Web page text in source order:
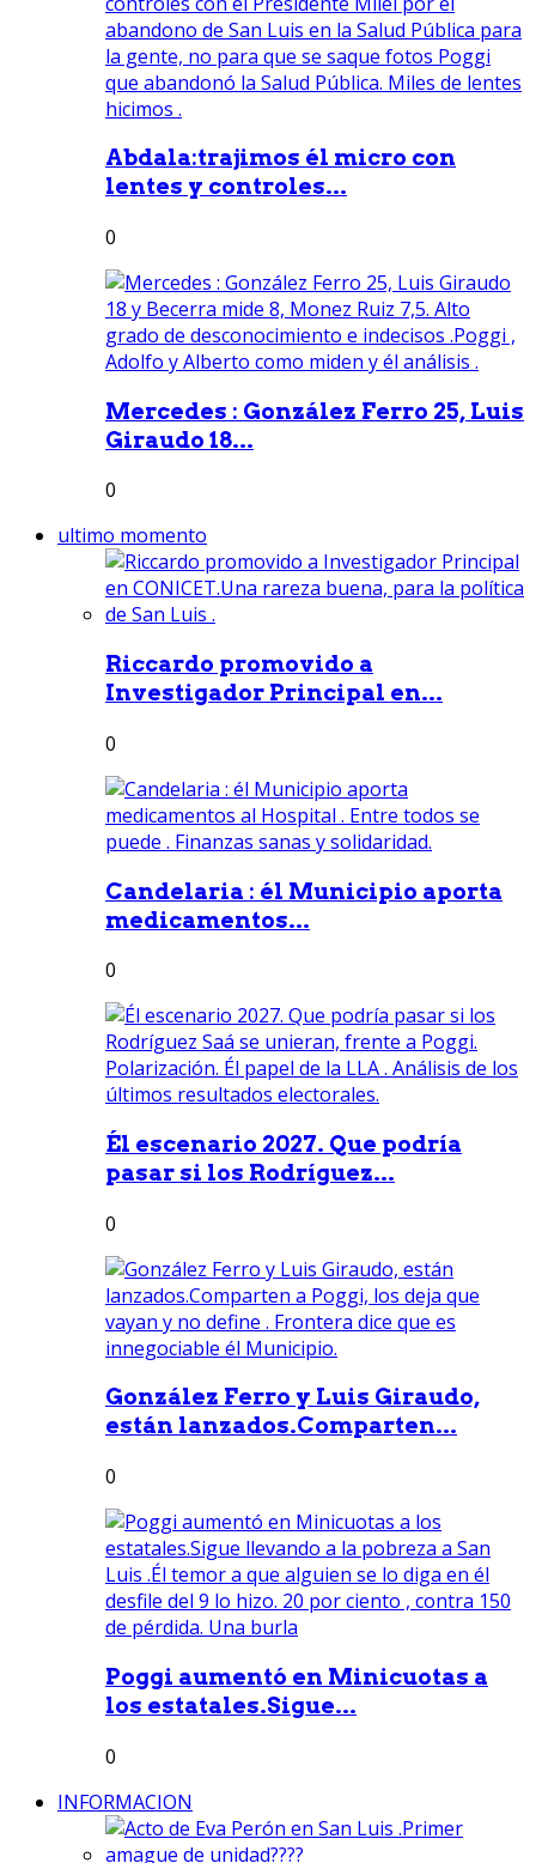
Abdala:trajimos él micro con
lentes y controles...
0
Mercedes : González Ferro 25, Luis
Giraudo 18...
0
ultimo momento
Riccardo promovido a
Investigador Principal en...
0
Candelaria : él Municipio aporta
medicamentos...
0
Él escenario 2027. Que podría
pasar si los Rodríguez...
0
González Ferro y Luis Giraudo,
están lanzados.Comparten...
0
Poggi aumentó en Minicuotas a
los estatales.Sigue...
0
INFORMACION